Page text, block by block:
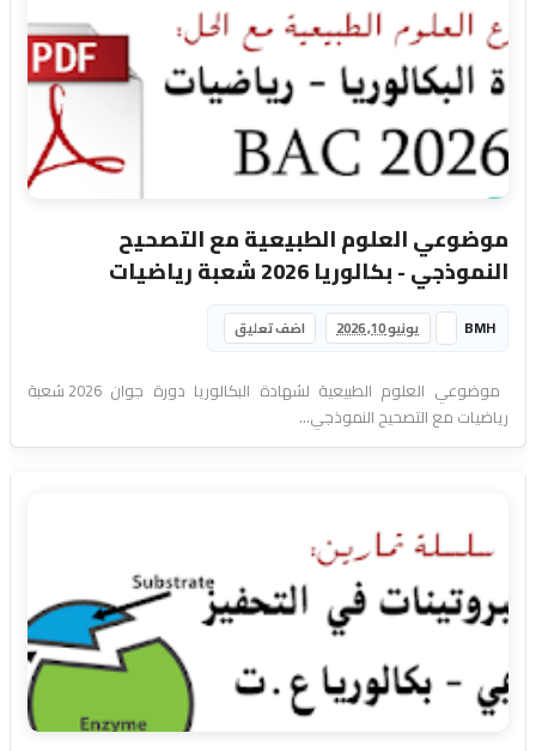
موضوعي العلوم الطبيعية مع التصحيح
النموذجي - بكالوريا 2026 شعبة رياضيات
BMH يونيو 10, 2026 اضف تعليق
موضوعي العلوم الطبيعية لشهادة البكالوريا دورة جوان 2026 شعبة
رياضيات مع التصحيح النموذجي...